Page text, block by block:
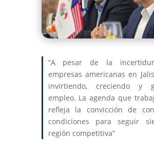
“A pesar de la
empresas americanas en
invirtiendo, creciendo y
empleo. La agenda que
refleja la convicción de
condiciones para seguir
región competitiva”